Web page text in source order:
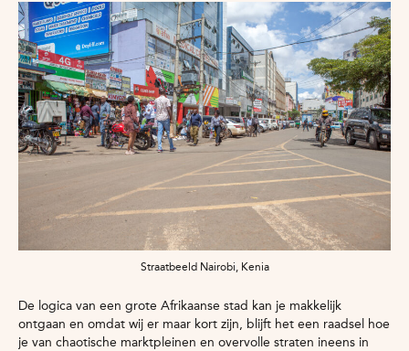
Straatbeeld Nairobi, Kenia
De logica van een grote Afrikaanse stad kan je makkelijk
ontgaan en omdat wij er maar kort zijn, blijft het een raadsel hoe
je van chaotische marktpleinen en overvolle straten ineens in